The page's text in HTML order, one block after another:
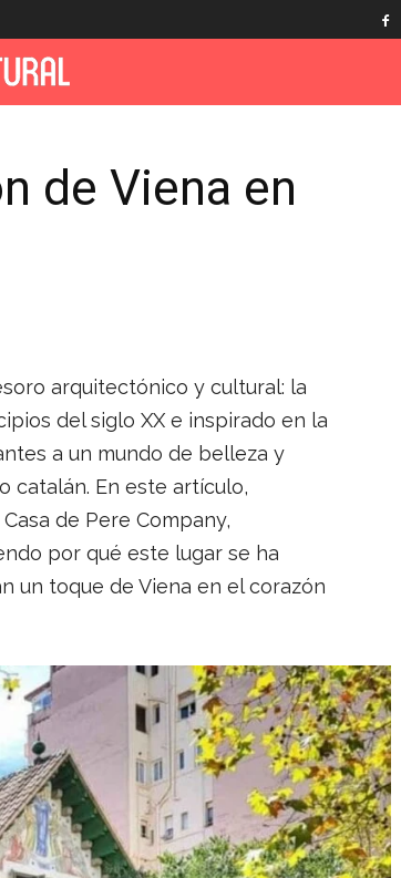
de Viena en
arquitectónico y cultural: la
del siglo XX e inspirado en la
a un mundo de belleza y
catalán. En este artículo,
de Pere Company,
por qué este lugar se ha
un toque de Viena en el corazón